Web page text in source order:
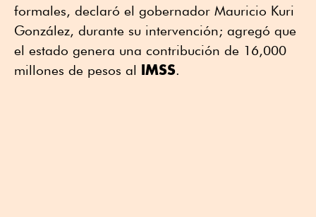
formales, declaró el gobernador Mauricio Kuri
González, durante su intervención; agregó que
el estado genera una contribución de 16,000
millones de pesos al IMSS.